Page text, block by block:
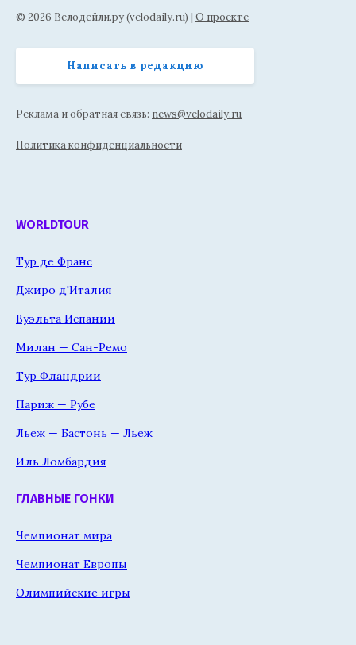
© 2026 Велодейли.ру (velodaily.ru) | О проекте
Написать в редакцию
Реклама и обратная связь: news@velodaily.ru
Политика конфиденциальности
WORLDTOUR
Тур де Франс
Джиро д'Италия
Вуэльта Испании
Милан — Сан-Ремо
Тур Фландрии
Париж — Рубе
Льеж — Бастонь — Льеж
Иль Ломбардия
ГЛАВНЫЕ ГОНКИ
Чемпионат мира
Чемпионат Европы
Олимпийские игры